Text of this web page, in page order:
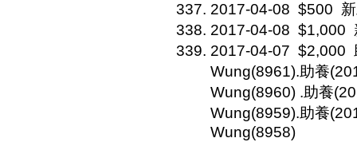
2017-04-08 $500
2017-04-08 $1,000
2017-04-07 $2,000
Wung(8961).助養
Wung(8960) .助養
Wung(8959).助養
Wung(8958)